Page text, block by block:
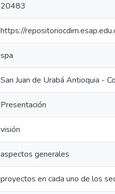
20483
https://
spa
San Juan de Urabá Antioquia -
Presentación
visión
aspectos generales
proyectos en cada uno de los